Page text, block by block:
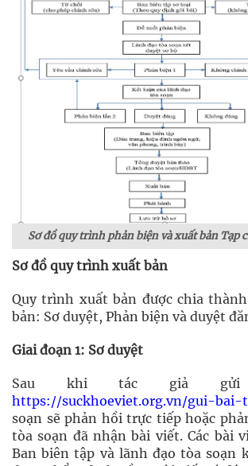
Sơ đồ quy trình phản biện và xuất bản Tạp
Sơ đồ quy trình xuất bản
Quy trình xuất bản được chia
bản: Sơ duyệt, Phản biện và duyệt
Giai đoạn 1: Sơ duyệt
Sau khi tác giả
https://suckhoeviet.org.vn/gui-bai-
soạn sẽ phản hồi trực tiếp hoặc
tòa soạn đã nhận bài viết. Các bài
Ban biên tập và lãnh đạo tòa soạn